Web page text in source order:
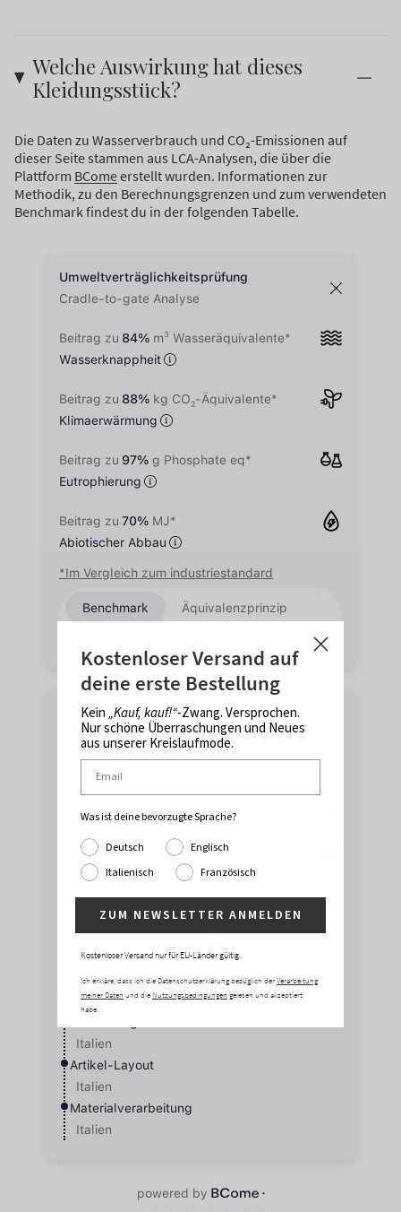
Welche Auswirkung hat dieses
Kleidungsstück?
Die Daten zu Wasserverbrauch und CO₂-Emissionen auf
dieser Seite stammen aus LCA-Analysen, die über die
Plattform BComeerstellt wurden. Informationen zur
Methodik, zu den Berechnungsgrenzen und zum verwendeten
Benchmark findest du in der folgenden Tabelle.
Kostenloser Versand auf
deine erste Bestellung
Kein„Kauf, kauf!“-Zwang. Versprochen.
Nur schöne Überraschungen und Neues
aus unserer Kreislaufmode.
Was ist deine bevorzugte Sprache?
Deutsch
Englisch
Italienisch
Französisch
ZUM NEWSLETTER ANMELDEN
Kostenloser Versand nur für EU-Länder gültig.
Ich erkläre, dass ich die Datenschutzerklärung bezüglich derVerarbeitung
meiner Daten und dieNutzungsbedingungen gelesen und akzeptiert
habe.